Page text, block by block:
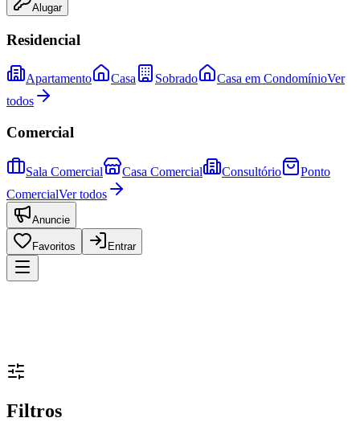
Alugar
Residencial
Apartamento Casa Sobrado Casa em CondomínioVer
todos
Comercial
Sala Comercial Casa Comercial Consultório
Ponto
ComercialVer todos
Anuncie
Favoritos Entrar
Filtros